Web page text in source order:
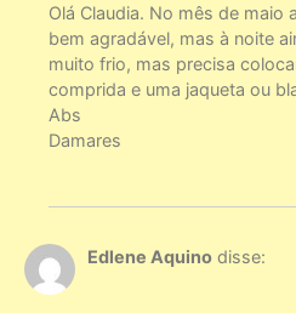
Olá Claudia. No mês de maio
bem agradável, mas à noite
muito frio, mas precisa
comprida e uma jaqueta ou
Abs
Damares
Edlene Aquino disse: